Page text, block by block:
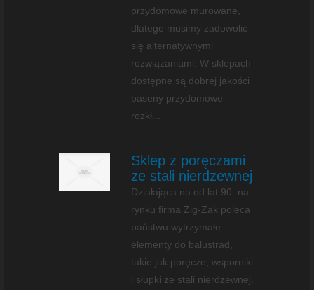
przydomowe murowane,
dlatego musimy zadowolić
się alternatywnymi
rozwiązaniami. W sklepach
dostępne są dobrej jakości
baseny przydomowe
rozkł...
Sklep z poręczami
ze stali nierdzewnej
Działająca na od lat 90. na
rynku firma Zig-Zak poleca
państwu wytrzymałe
elementy do balustrad,
takie jak poręcze, wsporniki
i słupki ze stali nierdzewnej.